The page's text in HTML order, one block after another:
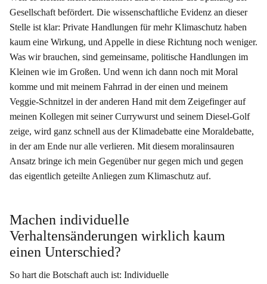
Gesellschaft befördert. Die wissenschaftliche Evidenz an dieser
Stelle ist klar: Private Handlungen für mehr Klimaschutz haben
kaum eine Wirkung, und Appelle in diese Richtung noch weniger.
Was wir brauchen, sind gemeinsame, politische Handlungen im
Kleinen wie im Großen. Und wenn ich dann noch mit Moral
komme und mit meinem Fahrrad in der einen und meinem
Veggie-Schnitzel in der anderen Hand mit dem Zeigefinger auf
meinen Kollegen mit seiner Currywurst und seinem Diesel-Golf
zeige, wird ganz schnell aus der Klimadebatte eine Moraldebatte,
in der am Ende nur alle verlieren. Mit diesem moralinsauren
Ansatz bringe ich mein Gegenüber nur gegen mich und gegen
das eigentlich geteilte Anliegen zum Klimaschutz auf.
Machen individuelle
Verhaltensänderungen wirklich kaum
einen Unterschied?
So hart die Botschaft auch ist: Individuelle